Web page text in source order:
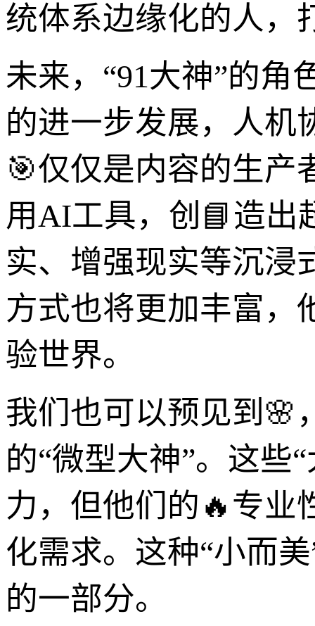
统体系边缘化的人，
未来，“91大神”的角
的进一步发展，人机
🎯仅仅是内容的生产
用AI工具，创📘造出
实、增强现实等沉浸
方式也将更加丰富，
验世界。
我们也可以预见到🌸
的“微型大神”。这些
力，但他们的🔥专业
化需求。这种“小而
的一部分。